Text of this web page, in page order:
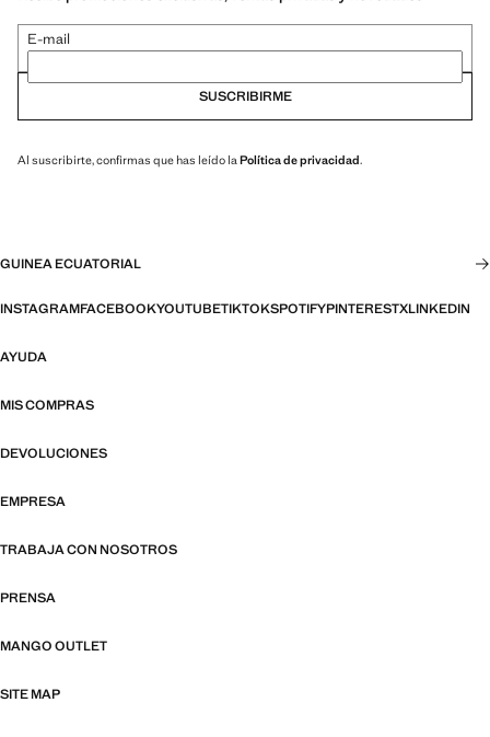
E-mail
SUSCRIBIRME
Al suscribirte, confirmas que has leído laPolítica de privacidad.
GUINEA ECUATORIAL
INSTAGRAMFACEBOOKYOUTUBETIKTOKSPOTIFYPINTERESTXLINKEDIN
AYUDA
MIS COMPRAS
DEVOLUCIONES
EMPRESA
TRABAJA CON NOSOTROS
PRENSA
MANGO OUTLET
SITE MAP